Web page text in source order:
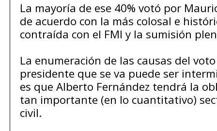
La mayoría de ese 40% votó por
de acuerdo con la más colosal e
contraída con el FMI y la sumisión
La enumeración de las causas del
presidente que se va puede ser
es que Alberto Fernández tendrá la
tan importante (en lo cuantitativo)
civil.